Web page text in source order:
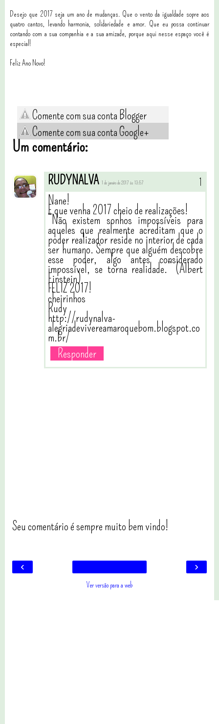
Desejo que 2017 seja um ano de mudanças. Que o vento da igualdade sopre aos
quatro cantos, levando harmonia, solidariedade e amor. Que eu possa continuar
contando com a sua companhia e a sua amizade, porque aqui nesse espaço você é
especial!
Feliz Ano Novo!
Comente com sua conta Blogger
Comente com sua conta Google+
Um comentário:
RUDYNALVA 1 de janeiro de 2017 às 13:57
Nane!
E que venha 2017 cheio de realizações!
“Não existem sonhos impossíveis para
aqueles que realmente acreditam que o
poder realizador reside no interior de cada
ser humano. Sempre que alguém descobre
esse poder, algo antes considerado
impossível, se torna realidade.” (Albert
Einstein)
FELIZ 2017!
cheirinhos
Rudy
http://rudynalva-
alegriadevivereamaroquebom.blogspot.co
m.br/
Responder
Seu comentário é sempre muito bem vindo!
‹ ›
Ver versão para a web